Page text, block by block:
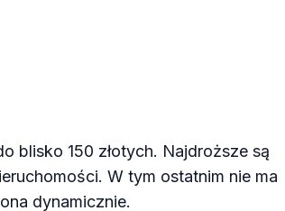
blisko 150 złotych. Najdroższe są
W tym ostatnim nie ma
dynamicznie.